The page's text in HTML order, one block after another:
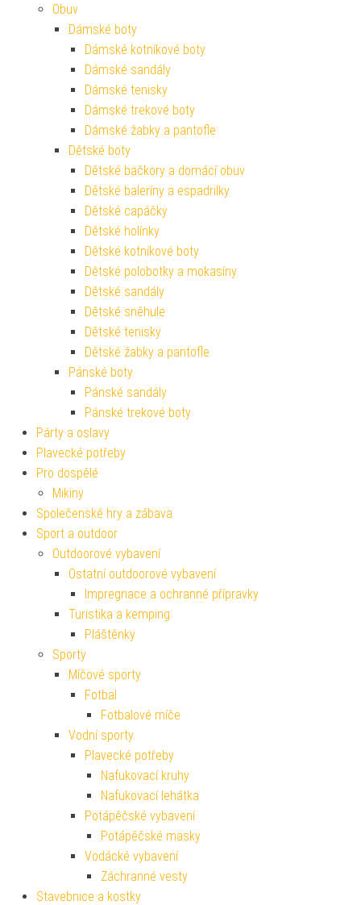
Obuv
Dámské boty
Dámské kotníkové boty
Dámské sandály
Dámské tenisky
Dámské trekové boty
Dámské žabky a pantofle
Dětské boty
Dětské bačkory a domácí obuv
Dětské baleríny a espadrilky
Dětské capáčky
Dětské holínky
Dětské kotníkové boty
Dětské polobotky a mokasíny
Dětské sandály
Dětské sněhule
Dětské tenisky
Dětské žabky a pantofle
Pánské boty
Pánské sandály
Pánské trekové boty
Párty a oslavy
Plavecké potřeby
Pro dospělé
Mikiny
Společenské hry a zábava
Sport a outdoor
Outdoorové vybavení
Ostatní outdoorové vybavení
Impregnace a ochranné přípravky
Turistika a kemping
Pláštěnky
Sporty
Míčové sporty
Fotbal
Fotbalové míče
Vodní sporty
Plavecké potřeby
Nafukovací kruhy
Nafukovací lehátka
Potápěčské vybavení
Potápěčské masky
Vodácké vybavení
Záchranné vesty
Stavebnice a kostky